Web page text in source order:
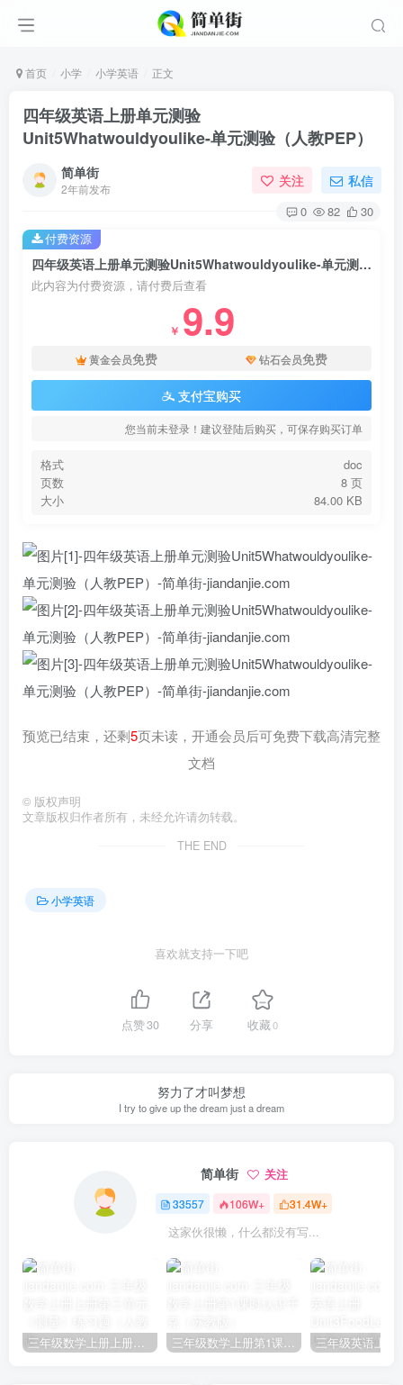
首页 小学 小学英语 正文
四年级英语上册单元测验
Unit5Whatwouldyoulike-单元测验（人教PEP）
简单街
2年前发布 关注 私信
0 82 30
四年级英语上册单元测验Unit5Whatwouldyoulike-单元测验（人教PEP）
此内容为付费资源，请付费后查看
￥ 9.9
黄金会员免费 钻石会员免费
支付宝购买
您当前未登录！建议登陆后购买，可保存购买订单
格式
doc
页数
8 页
大小
84.00 KB
付费资源
预览已结束，还剩5页未读，开通会员后可免费下载高清完整
文档
© 版权声明
文章版权归作者所有，未经允许请勿转载。
THE END
小学英语
喜欢就支持一下吧
点赞30 分享 收藏0
努力了才叫梦想
I try to give up the dream just a dream
简单街 关注
33557 106W+ 31.4W+
这家伙很懒，什么都没有写...